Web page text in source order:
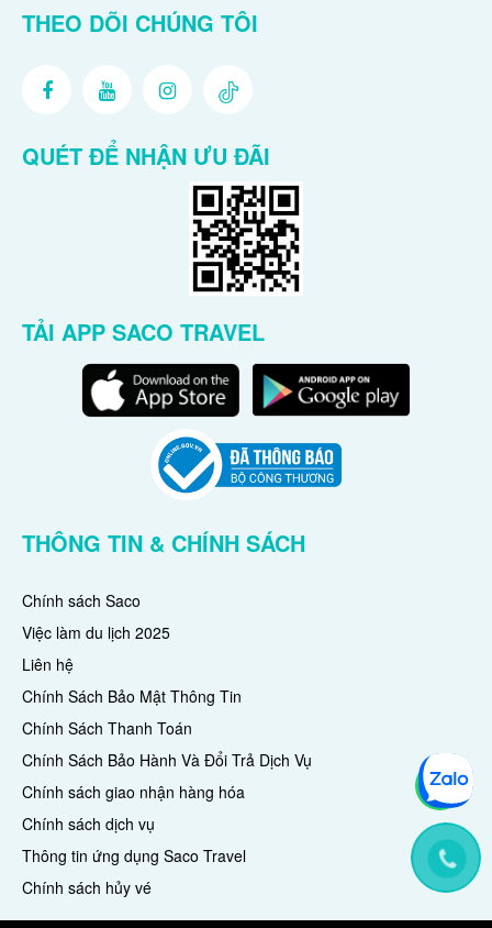
THEO DÕI CHÚNG TÔI
QUÉT ĐỂ NHẬN ƯU ĐÃI
TẢI APP SACO TRAVEL
THÔNG TIN & CHÍNH SÁCH
Chính sách Saco
Việc làm du lịch 2025
Liên hệ
Chính Sách Bảo Mật Thông Tin
Chính Sách Thanh Toán
Chính Sách Bảo Hành Và Đổi Trả Dịch Vụ
Chính sách giao nhận hàng hóa
Chính sách dịch vụ
Thông tin ứng dụng Saco Travel
Chính sách hủy vé